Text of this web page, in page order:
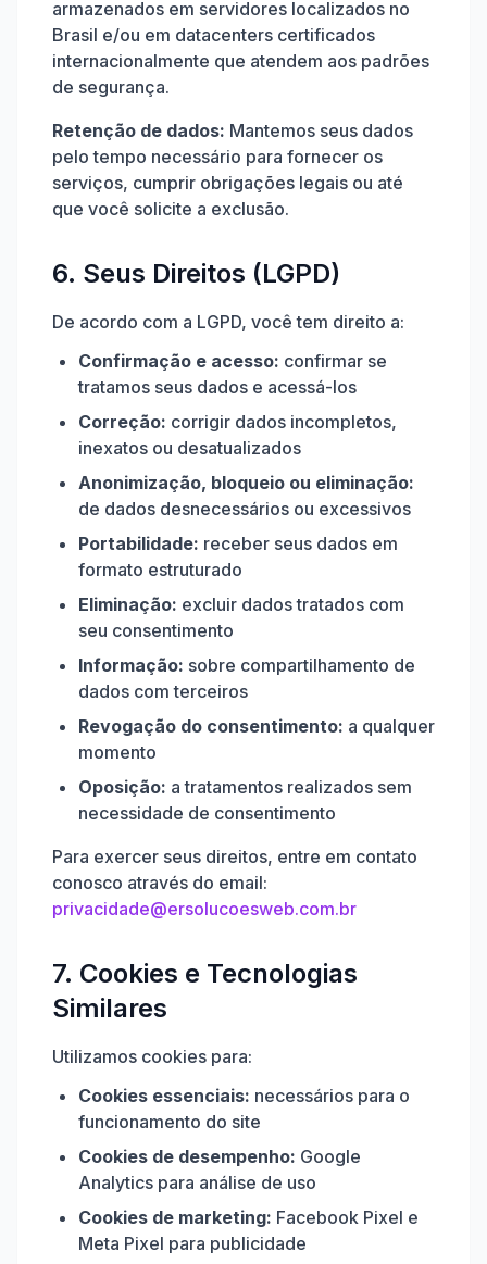
armazenados em servidores localizados no
Brasil e/ou em datacenters certificados
internacionalmente que atendem aos padrões
de segurança.
Retenção de dados: Mantemos seus dados
pelo tempo necessário para fornecer os
serviços, cumprir obrigações legais ou até
que você solicite a exclusão.
6. Seus Direitos (LGPD)
De acordo com a LGPD, você tem direito a:
Confirmação e acesso: confirmar se
tratamos seus dados e acessá-los
Correção: corrigir dados incompletos,
inexatos ou desatualizados
Anonimização, bloqueio ou eliminação:
de dados desnecessários ou excessivos
Portabilidade: receber seus dados em
formato estruturado
Eliminação: excluir dados tratados com
seu consentimento
Informação: sobre compartilhamento de
dados com terceiros
Revogação do consentimento: a qualquer
momento
Oposição: a tratamentos realizados sem
necessidade de consentimento
Para exercer seus direitos, entre em contato
conosco através do email:
privacidade@ersolucoesweb.com.br
7. Cookies e Tecnologias
Similares
Utilizamos cookies para:
Cookies essenciais: necessários para o
funcionamento do site
Cookies de desempenho: Google
Analytics para análise de uso
Cookies de marketing: Facebook Pixel e
Meta Pixel para publicidade